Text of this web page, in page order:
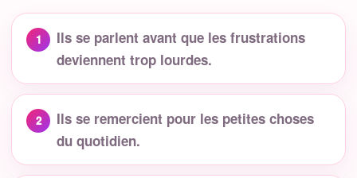
Ils se parlent avant que les frustrations
deviennent trop lourdes.
Ils se remercient pour les petites choses
du quotidien.